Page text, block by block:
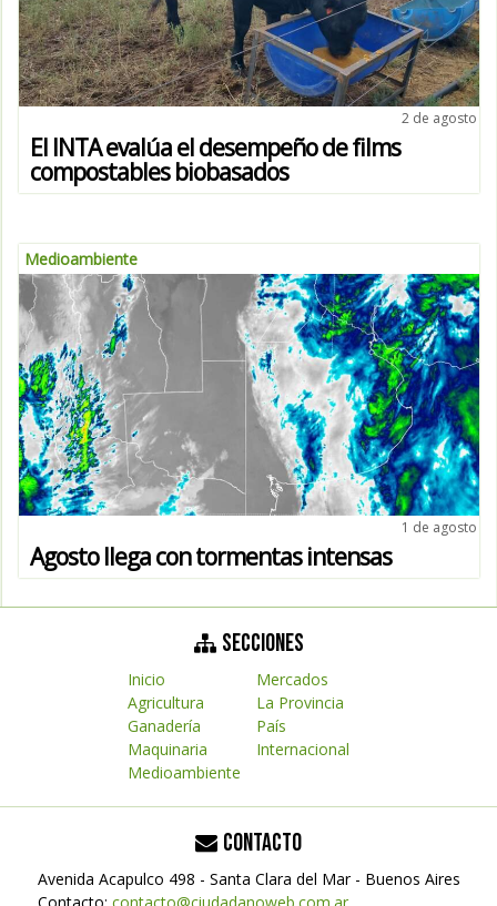
2 de agosto
El INTA evalúa el desempeño de films
compostables biobasados
Medioambiente
1 de agosto
Agosto llega con tormentas intensas
SECCIONES
Inicio
Agricultura
Ganadería
Maquinaria
Medioambiente
Mercados
La Provincia
País
Internacional
CONTACTO
Avenida Acapulco 498 - Santa Clara del Mar - Buenos Aires